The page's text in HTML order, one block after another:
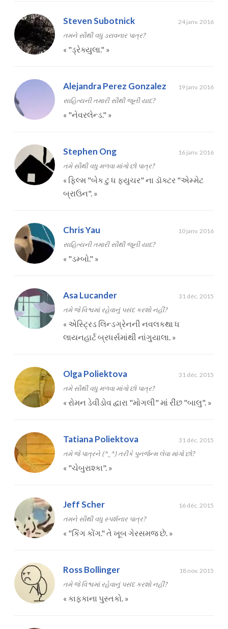
Steven Subotnick 24 janv. 2016
તમને સૌથી વધુ ડરાવનાર પાત્ર?
« "ડ્રેક્યુલા." »
Alejandra Perez Gonzalez 19 janv. 2016
સાહિત્યની તમારી સૌથી જૂની યાદ?
« "નેવરલેન્ડ." »
Stephen Ong 16 janv. 2016
તમે સૌથી વધુ મળવા માંગો છો પાત્ર?
« ફિલ્મ "બેક ટુ ધ ફ્યુચર" ના ડૉક્ટર "એમ્મેટ
બ્રાઉન". »
Chris Yau 10 janv. 2016
સાહિત્યની તમારી સૌથી જૂની યાદ?
« "ડમ્બો." »
Asa Lucander 31 déc. 2015
તમે જે વિશ્વમાં રહેવાનું પસંદ કરશો નહીં?
« એસ્ટ્રિડ લિન્ડગ્રેનની નવલકથા ધ
લાયનહાર્ટ બ્રધર્સમાંથી નાંગુયાલા. »
Olga Poliektova 31 déc. 2015
તમે સૌથી વધુ મળવા માંગો છો પાત્ર?
« રોમન ડેવીડોવ દ્વારા "મોગલી" માં રીંછ "બાલુ". »
Tatiana Poliektova 31 déc. 2015
તમે જે પાત્રને (^_^) તરીકે પુનર્જન્મ લેવા માંગો છો?
« "ચેબુરાશ્કા". »
Jeff Scher 16 déc. 2015
તમને સૌથી વધુ સ્પર્શનાર પાત્ર?
« "કિંગ કોંગ." તે ખૂબ ગેરસમજ છે. »
Ross Bollinger 18 nov. 2015
તમે જે વિશ્વમાં રહેવાનું પસંદ કરશો નહીં?
« કાફકાના પુસ્તકો. »